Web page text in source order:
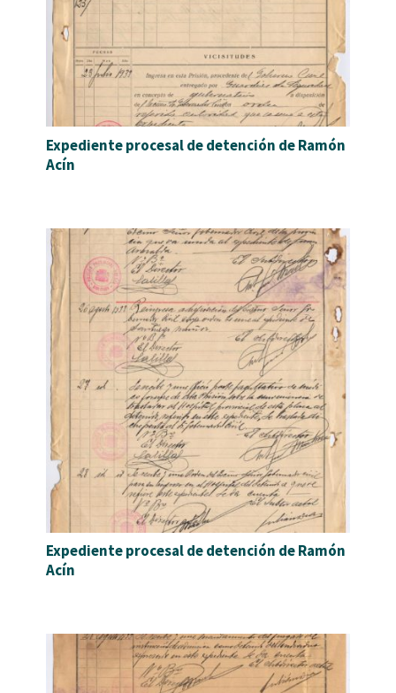
Expediente procesal de detención de Ramón
Acín
Expediente procesal de detención de Ramón
Acín